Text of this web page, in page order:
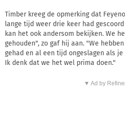
Timber kreeg de opmerking dat
lange tijd weer drie keer had
kan het ook andersom bekijken. We
gehouden", zo gaf hij aan. "We
gehad en al een tijd ongeslagen als je
Ik denk dat we het wel prima doen."
▼ Ad by